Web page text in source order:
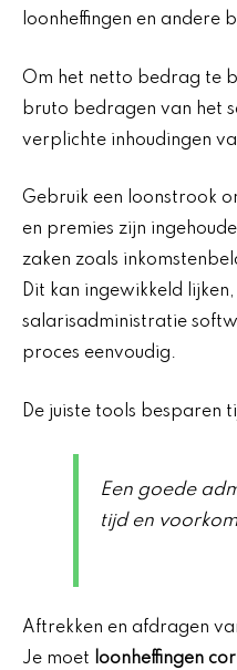
loonheffingen en andere
Om het netto bedrag te
bruto bedragen van het
verplichte inhoudingen
Gebruik een loonstrook
en premies zijn
zaken zoals
Dit kan ingewikkeld
salarisadministratie
proces eenvoudig.
De juiste tools besparen
Een goede
tijd en
Aftrekken en afdragen
Je moet
loonheffingen